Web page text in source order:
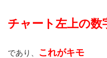
チャート左上の数
であり、 これがキモ